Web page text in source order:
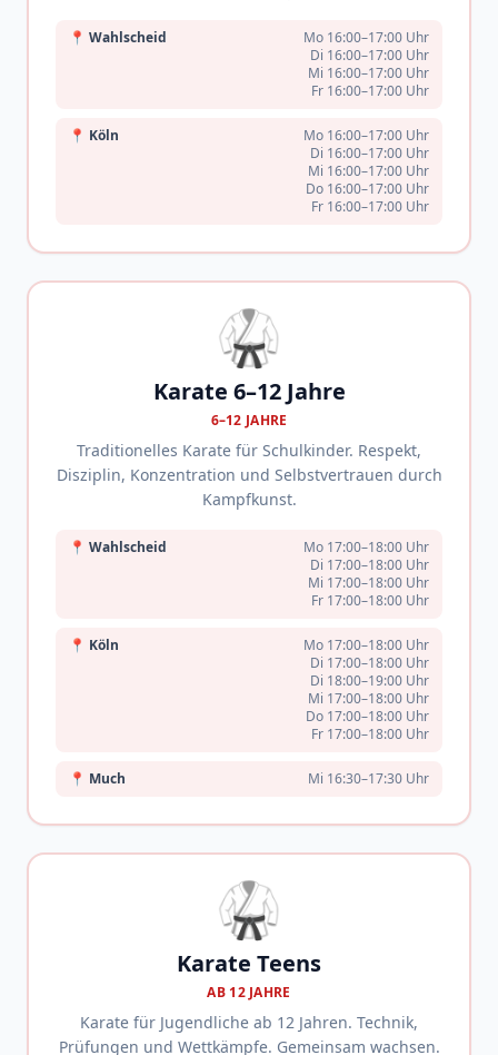
📍 Wahlscheid
Mo 16:00–17:00 Uhr
Di 16:00–17:00 Uhr
Mi 16:00–17:00 Uhr
Fr 16:00–17:00 Uhr
📍 Köln
Mo 16:00–17:00 Uhr
Di 16:00–17:00 Uhr
Mi 16:00–17:00 Uhr
Do 16:00–17:00 Uhr
Fr 16:00–17:00 Uhr
🥋
Karate 6–12 Jahre
6–12 JAHRE
Traditionelles Karate für Schulkinder. Respekt,
Disziplin, Konzentration und Selbstvertrauen durch
Kampfkunst.
📍 Wahlscheid
Mo 17:00–18:00 Uhr
Di 17:00–18:00 Uhr
Mi 17:00–18:00 Uhr
Fr 17:00–18:00 Uhr
📍 Köln
Mo 17:00–18:00 Uhr
Di 17:00–18:00 Uhr
Di 18:00–19:00 Uhr
Mi 17:00–18:00 Uhr
Do 17:00–18:00 Uhr
Fr 17:00–18:00 Uhr
📍 Much Mi 16:30–17:30 Uhr
🥋
Karate Teens
AB 12 JAHRE
Karate für Jugendliche ab 12 Jahren. Technik,
Prüfungen und Wettkämpfe. Gemeinsam wachsen.